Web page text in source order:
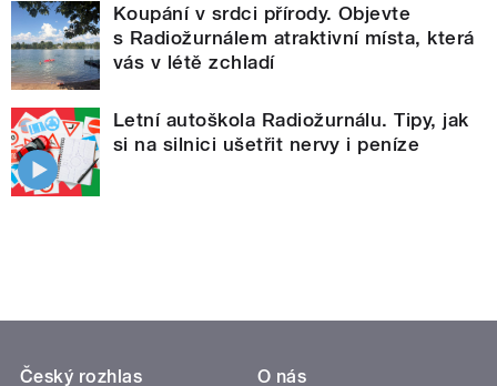
Koupání v srdci přírody. Objevte
s Radiožurnálem atraktivní místa, která
vás v létě zchladí
Letní autoškola Radiožurnálu. Tipy, jak
si na silnici ušetřit nervy i peníze
Český rozhlas
O nás